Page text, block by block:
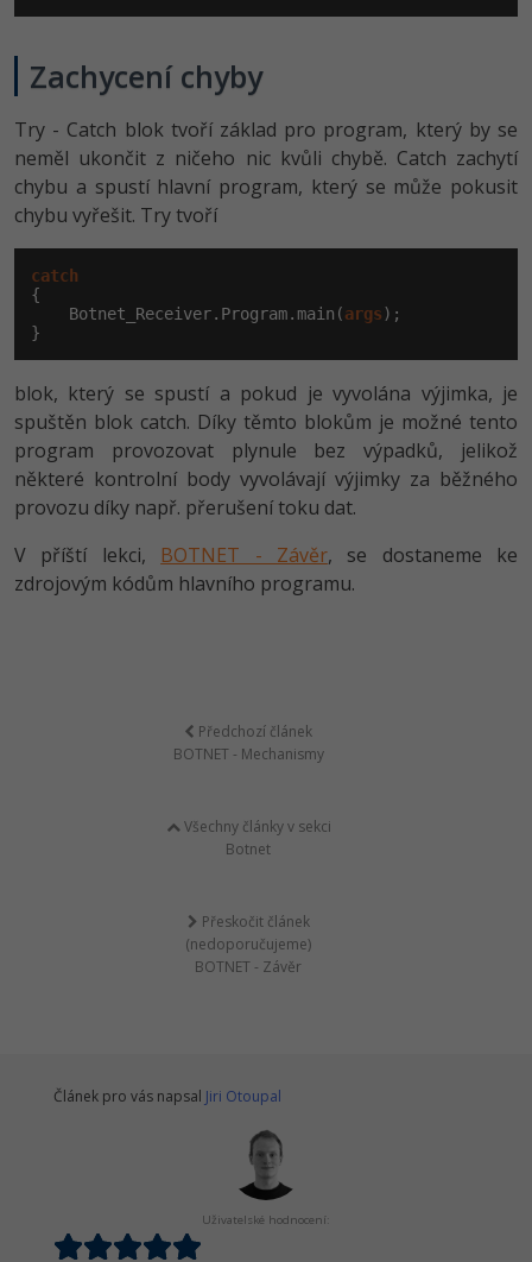
Zachycení chyby
Try - Catch blok tvoří základ pro program, který by se
neměl ukončit z ničeho nic kvůli chybě. Catch zachytí
chybu a spustí hlavní program, který se může pokusit
chybu vyřešit. Try tvoří
catch
{
    Botnet_Receiver.Program.main(
args);
}
blok, který se spustí a pokud je vyvolána výjimka, je
spuštěn blok catch. Díky těmto blokům je možné tento
program provozovat plynule bez výpadků, jelikož
některé kontrolní body vyvolávají výjimky za běžného
provozu díky např. přerušení toku dat.
V příští lekci, BOTNET - Závěr, se dostaneme ke
zdrojovým kódům hlavního programu.
Předchozí článek
BOTNET - Mechanismy
Všechny články v sekci
Botnet
Přeskočit článek
(nedoporučujeme)
BOTNET - Závěr
Článek pro vás napsal Jiri Otoupal
Uživatelské hodnocení: